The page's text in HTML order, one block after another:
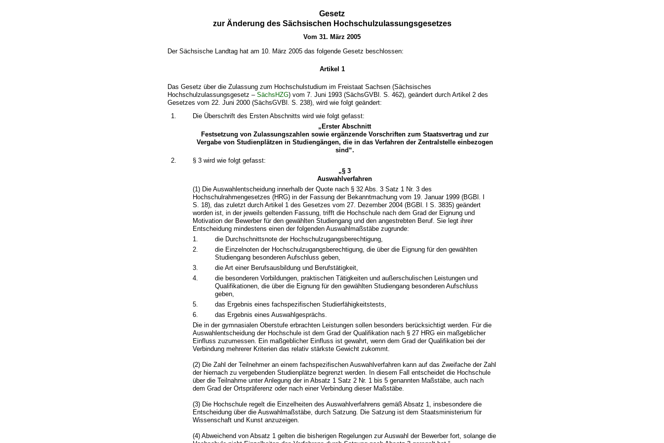
Gesetz
zur Änderung des Sächsischen Hochschulzulassungsgesetzes
Vom 31. März 2005
Der Sächsische Landtag hat am 10. März 2005 das folgende Gesetz beschlossen:
Artikel 1
Das Gesetz über die Zulassung zum Hochschulstudium im Freistaat Sachsen (Sächsisches
Hochschulzulassungsgesetz –SächsHZG) vom 7. Juni 1993 (SächsGVBl. S. 462), geändert durch Artikel 2 des
Gesetzes vom 22. Juni 2000 (SächsGVBl. S. 238), wird wie folgt geändert:
1.
Die Überschrift des Ersten Abschnitts wird wie folgt gefasst:
„Erster Abschnitt
Festsetzung von Zulassungszahlen sowie ergänzende Vorschriften zum Staatsvertrag und zur
Vergabe von Studienplätzen in Studiengängen, die in das Verfahren der Zentralstelle einbezogen
sind“.
2.
§ 3 wird wie folgt gefasst:
„§ 3
Auswahlverfahren
(1) Die Auswahlentscheidung innerhalb der Quote nach § 32 Abs. 3 Satz 1 Nr. 3 des
Hochschulrahmengesetzes (HRG) in der Fassung der Bekanntmachung vom 19. Januar 1999 (BGBl. I
S. 18), das zuletzt durch Artikel 1 des Gesetzes vom 27. Dezember 2004 (BGBl. I S. 3835) geändert
worden ist, in der jeweils geltenden Fassung, trifft die Hochschule nach dem Grad der Eignung und
Motivation der Bewerber für den gewählten Studiengang und den angestrebten Beruf. Sie legt ihrer
Entscheidung mindestens einen der folgenden Auswahlmaßstäbe zugrunde:
1.
die Durchschnittsnote der Hochschulzugangsberechtigung,
2.
die Einzelnoten der Hochschulzugangsberechtigung, die über die Eignung für den gewählten
Studiengang besonderen Aufschluss geben,
3.
die Art einer Berufsausbildung und Berufstätigkeit,
4.
die besonderen Vorbildungen, praktischen Tätigkeiten und außerschulischen Leistungen und
Qualifikationen, die über die Eignung für den gewählten Studiengang besonderen Aufschluss
geben,
5.
das Ergebnis eines fachspezifischen Studierfähigkeitstests,
6.
das Ergebnis eines Auswahlgesprächs.
Die in der gymnasialen Oberstufe erbrachten Leistungen sollen besonders berücksichtigt werden. Für die
Auswahlentscheidung der Hochschule ist dem Grad der Qualifikation nach § 27 HRG ein maßgeblicher
Einfluss zuzumessen. Ein maßgeblicher Einfluss ist gewahrt, wenn dem Grad der Qualifikation bei der
Verbindung mehrerer Kriterien das relativ stärkste Gewicht zukommt.
(2) Die Zahl der Teilnehmer an einem fachspezifischen Auswahlverfahren kann auf das Zweifache der Zahl
der hiernach zu vergebenden Studienplätze begrenzt werden. In diesem Fall entscheidet die Hochschule
über die Teilnahme unter Anlegung der in Absatz 1 Satz 2 Nr. 1 bis 5 genannten Maßstäbe, auch nach
dem Grad der Ortspräferenz oder nach einer Verbindung dieser Maßstäbe.
(3) Die Hochschule regelt die Einzelheiten des Auswahlverfahrens gemäß Absatz 1, insbesondere die
Entscheidung über die Auswahlmaßstäbe, durch Satzung. Die Satzung ist dem Staatsministerium für
Wissenschaft und Kunst anzuzeigen.
(4) Abweichend von Absatz 1 gelten die bisherigen Regelungen zur Auswahl der Bewerber fort, solange die